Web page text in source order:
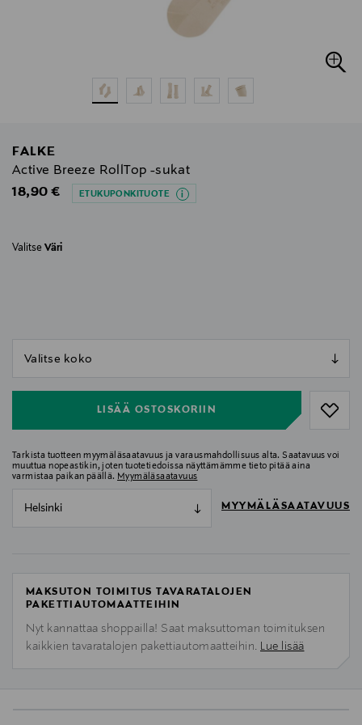
FALKE
Active Breeze RollTop -sukat
Original Price
18,90 € ETUKUPONKITUOTE
Valitse Väri
LISÄÄ OSTOSKORIIN
Tarkista tuotteen myymäläsaatavuus ja varausmahdollisuus alta. Saatavuus voi
muuttua nopeastikin, joten tuotetiedoissa näyttämämme tieto pitää aina
varmistaa paikan päällä. Myymäläsaatavuus
Helsinki MYYMÄLÄSAATAVUUS
MAKSUTON TOIMITUS TAVARATALOJEN
PAKETTIAUTOMAATTEIHIN
Nyt kannattaa shoppailla! Saat maksuttoman toimituksen
kaikkien tavaratalojen pakettiautomaatteihin. Lue lisää